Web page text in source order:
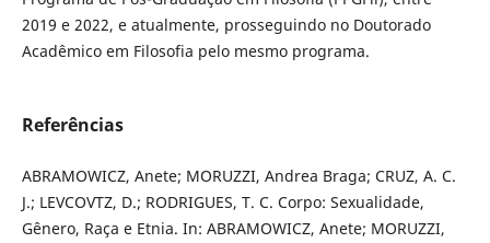
2019 e 2022, e atualmente, prosseguindo no Doutorado
Acadêmico em Filosofia pelo mesmo programa.
Referências
ABRAMOWICZ, Anete; MORUZZI, Andrea Braga; CRUZ, A. C.
J.; LEVCOVTZ, D.; RODRIGUES, T. C. Corpo: Sexualidade,
Gênero, Raça e Etnia. In: ABRAMOWICZ, Anete; MORUZZI,